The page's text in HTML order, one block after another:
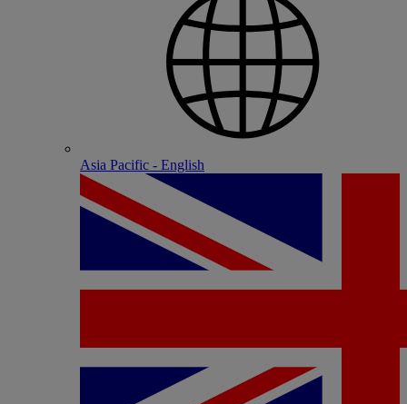
Asia Pacific - English